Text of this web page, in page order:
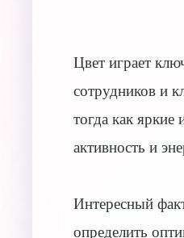
Цвет играет
сотрудников и
тогда как
активность и
Интересный
определить